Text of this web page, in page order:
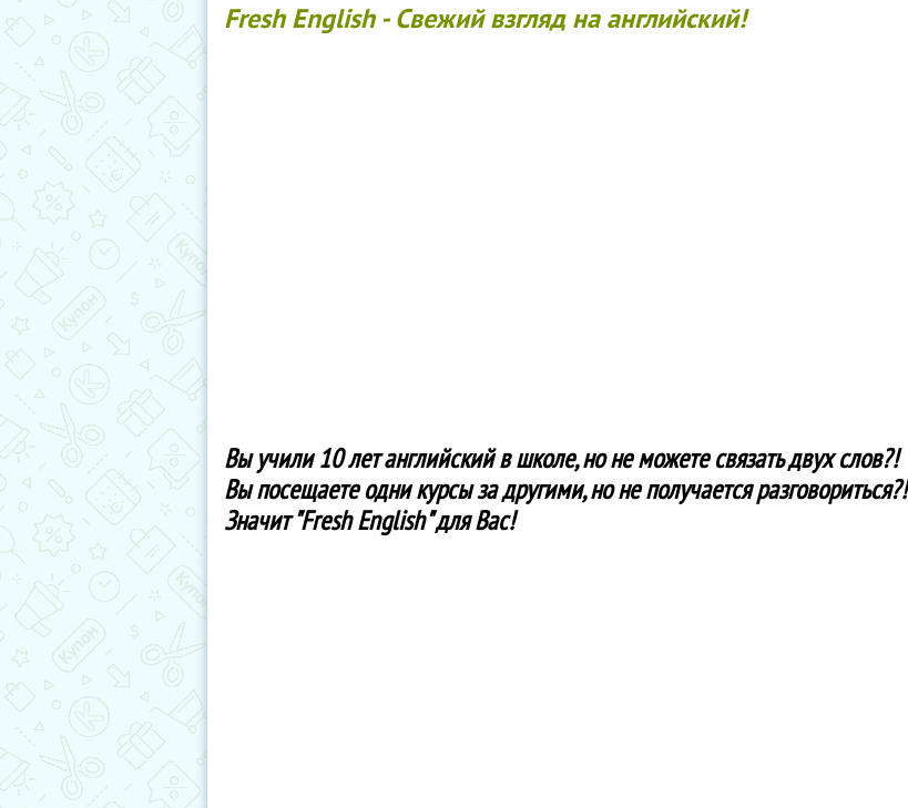
Fresh English - Свежий взгляд на английский!
Вы учили 10 лет английский в школе, но не можете связать двух слов?!
Вы посещаете одни курсы за другими, но не получается разговориться?!
Значит "Fresh English" для Вас!